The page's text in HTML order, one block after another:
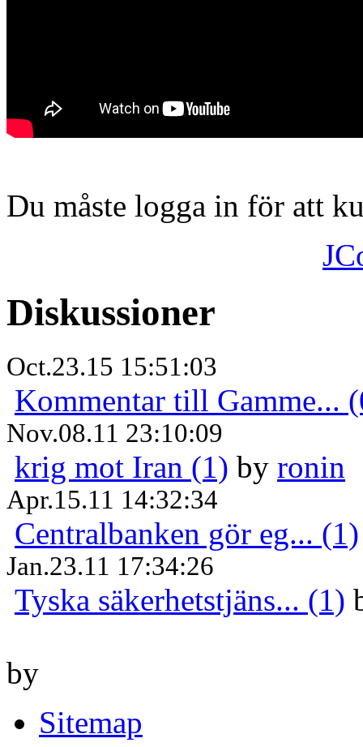
Du måste logga in för att
Diskussioner
Oct.23.15 15:51:03
Kommentar till Gamme...
Nov.08.11 23:10:09
krig mot Iran (1) by ronin
Apr.15.11 14:32:34
Centralbanken gör eg... (1)
Jan.23.11 17:34:26
Tyska säkerhetstjäns... (1)
by
Sitemap